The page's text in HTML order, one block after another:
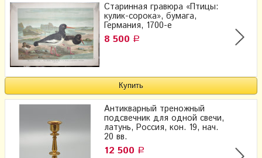
Старинная гравюра «Птицы:
кулик-сорока», бумага,
Германия, 1700-е
8 500 Р
Антикварный треножный
подсвечник для одной свечи,
латунь, Россия, кон. 19, нач.
20 вв.
12 500 Р